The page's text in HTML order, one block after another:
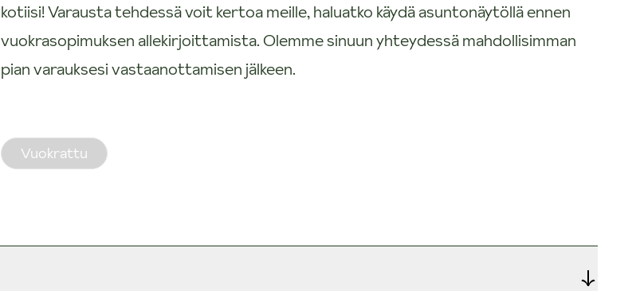
kotiisi! Varausta tehdessä voit kertoa meille, haluatko käydä asuntonäytöllä ennen
vuokrasopimuksen allekirjoittamista. Olemme sinuun yhteydessä mahdollisimman
pian varauksesi vastaanottamisen jälkeen.
Vuokrattu